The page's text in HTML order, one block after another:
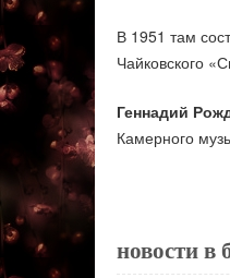
В 1951 там
Чайковского
Геннадий
Камерного
новости в